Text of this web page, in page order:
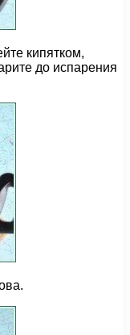
кипятком,
до испарения